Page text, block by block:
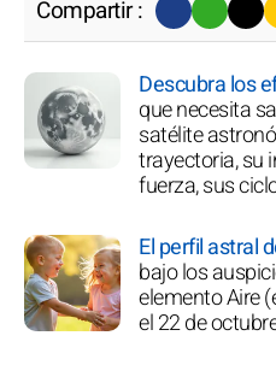
Compartir :
Descubra los
que necesita
satélite
trayectoria, su
fuerza, sus
El perfil astral
bajo los
elemento Aire
el 22 de